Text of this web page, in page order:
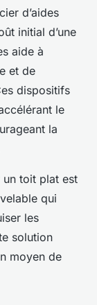
d’aides
initial d’une
aide à
et de
dispositifs
le
la
un toit plat est
qui
les
solution
moyen de